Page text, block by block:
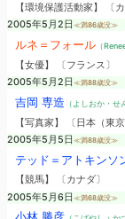
【環境保護活動家】 〔
2005年5月2日 ≪満86歳没≫
ルネ＝フォール（
【女優】 〔フランス〕
2005年5月2日 ≪満88歳没≫
吉岡 専造 （よしおか・せ
【写真家】 〔日本（東京
2005年5月5日 ≪満88歳没≫
テッド＝アトキンソ
【競馬】 〔カナダ〕
2005年5月6日 ≪満68歳没≫